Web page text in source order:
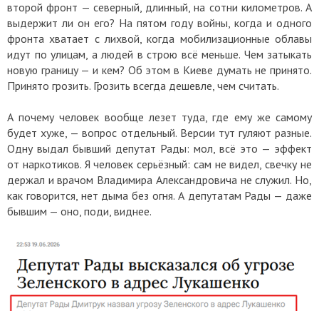
второй фронт — северный, длинный, на сотни километров. А
выдержит ли он его? На пятом году войны, когда и одного
фронта хватает с лихвой, когда мобилизационные облавы
идут по улицам, а людей в строю всё меньше. Чем затыкать
новую границу — и кем? Об этом в Киеве думать не принято.
Принято грозить. Грозить всегда дешевле, чем считать.
А почему человек вообще лезет туда, где ему же самому
будет хуже, — вопрос отдельный. Версии тут гуляют разные.
Одну выдал бывший депутат Рады: мол, всё это — эффект
от наркотиков. Я человек серьёзный: сам не видел, свечку не
держал и врачом Владимира Александровича не служил. Но,
как говорится, нет дыма без огня. А депутатам Рады — даже
бывшим — оно, поди, виднее.